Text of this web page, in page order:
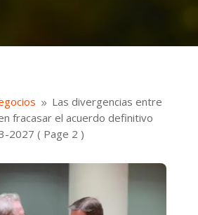
9 Las divergencias entre
fracasar el acuerdo definitivo
2027 ( Page 2 )